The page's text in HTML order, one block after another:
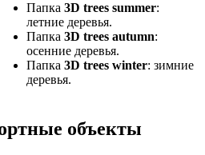
Папка 3D trees summer:
летние деревья.
Папка 3D trees autumn:
осенние деревья.
Папка 3D trees winter: зимние
деревья.
объекты